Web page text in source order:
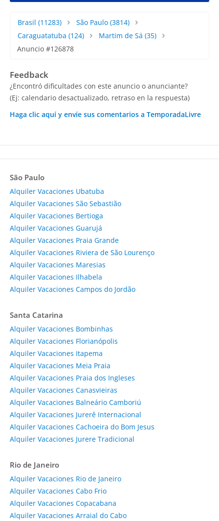
Brasil (11283) São Paulo(3814)
Caraguatatuba (124) Martim de Sá (35)
Anuncio #126878
Feedback
¿Encontró dificultades con este anuncio o anunciante?
(Ej: calendario desactualizado, retraso en la respuesta)
Haga clic aquí y envíe sus comentarios a TemporadaLivre
São Paulo
Alquiler Vacaciones Ubatuba
Alquiler Vacaciones São Sebastião
Alquiler Vacaciones Bertioga
Alquiler Vacaciones Guarujá
Alquiler Vacaciones Praia Grande
Alquiler Vacaciones Riviera de São Lourenço
Alquiler Vacaciones Maresias
Alquiler Vacaciones Ilhabela
Alquiler Vacaciones Campos do Jordão
Santa Catarina
Alquiler Vacaciones Bombinhas
Alquiler Vacaciones Florianópolis
Alquiler Vacaciones Itapema
Alquiler Vacaciones Meia Praia
Alquiler Vacaciones Praia dos Ingleses
Alquiler Vacaciones Canasvieiras
Alquiler Vacaciones Balneário Camboriú
Alquiler Vacaciones Jurerê Internacional
Alquiler Vacaciones Cachoeira do Bom Jesus
Alquiler Vacaciones Jurere Tradicional
Rio de Janeiro
Alquiler Vacaciones Rio de Janeiro
Alquiler Vacaciones Cabo Frio
Alquiler Vacaciones Copacabana
Alquiler Vacaciones Arraial do Cabo